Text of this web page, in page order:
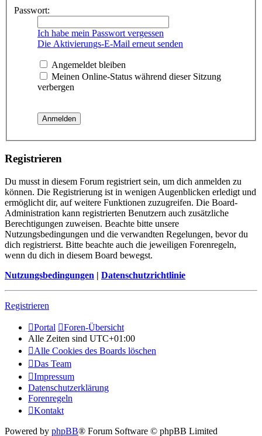
Passwort:
Ich habe mein Passwort vergessen
Die Aktivierungs-E-Mail erneut senden
Angemeldet bleiben
Meinen Online-Status während dieser Sitzung
verbergen
Registrieren
Du musst in diesem Forum registriert sein, um dich anmelden zu
können. Die Registrierung ist in wenigen Augenblicken erledigt und
ermöglicht dir, auf weitere Funktionen zuzugreifen. Die Board-
Administration kann registrierten Benutzern auch zusätzliche
Berechtigungen zuweisen. Beachte bitte unsere
Nutzungsbedingungen und die verwandten Regelungen, bevor du
dich registrierst. Bitte beachte auch die jeweiligen Forenregeln,
wenn du dich in diesem Board bewegst.
Nutzungsbedingungen | Datenschutzrichtlinie
Registrieren
Portal
Foren-Übersicht
Alle Zeiten sind UTC+01:00
Alle Cookies des Boards löschen
Das Team
Impressum
Datenschutzerklärung
Forenregeln
Kontakt
Powered by phpBB® Forum Software © phpBB Limited